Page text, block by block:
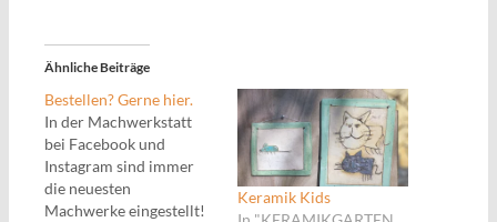
Ähnliche Beiträge
Bestellen? Gerne hier.
In der Machwerkstatt
bei Facebook und
Instagram sind immer
die neuesten
Machwerke eingestellt!
Keramik Kids